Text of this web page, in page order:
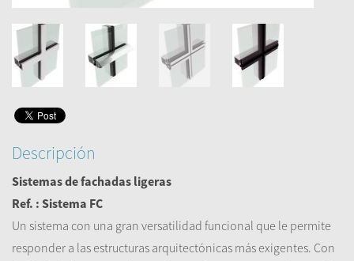
Descripción
Sistemas de fachadas ligeras
Ref. : Sistema FC
Un sistema con una gran versatilidad funcional que le permite
responder a las estructuras arquitectónicas más exigentes. Con